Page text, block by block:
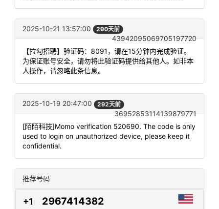
2025-10-21 13:57:00 290天前
43942095069705197720
【拉勾招聘】验证码：8091，请在15分钟内完成验证。
为保证账号安全，请勿将此验证码提供给其他人。如非本
人操作，请忽略此条信息。
2025-10-19 20:47:00 292天前
36952853114139879771
[陌陌科技]Momo verification 520690. The code is only
used to login on unauthorized device, please keep it
confidential.
推荐号码
+1 2967414382